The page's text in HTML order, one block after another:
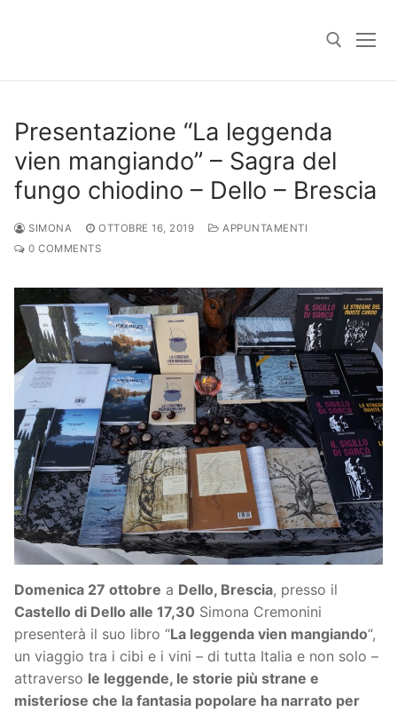
Presentazione “La leggenda
vien mangiando” – Sagra del
fungo chiodino – Dello – Brescia
SIMONA OTTOBRE 16, 2019
APPUNTAMENTI
0 COMMENTS
Domenica 27 ottobre a Dello, Brescia, presso il
Castello di Dello alle 17,30 Simona Cremonini
presenterà il suo libro “La leggenda vien mangiando“,
un viaggio tra i cibi e i vini – di tutta Italia e non solo –
attraverso le leggende, le storie più strane e
misteriose che la fantasia popolare ha narrato per